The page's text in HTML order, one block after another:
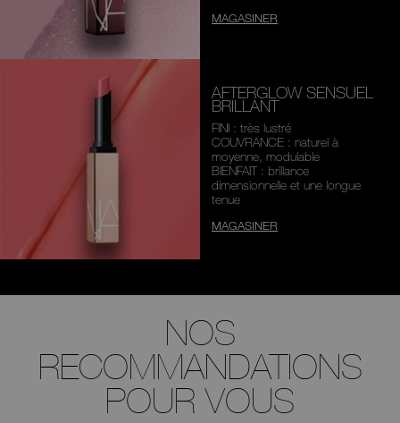
MAGASINER
AFTERGLOW SENSUEL
BRILLANT
FINI : très lustré
COUVRANCE : naturel à
moyenne, modulable
BIENFAIT : brillance
dimensionnelle et une longue
tenue
MAGASINER
NOS
RECOMMANDATIONS
POUR VOUS